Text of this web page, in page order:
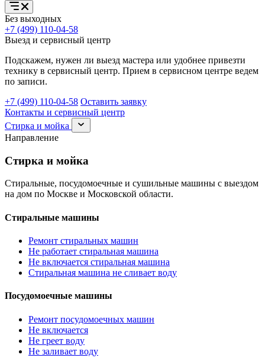
Открыть
меню
услуг
Без выходных
+7 (499) 110-04-58
Выезд и сервисный центр
Подскажем, нужен ли выезд мастера или удобнее привезти
технику в сервисный центр. Прием в сервисном центре ведем
по записи.
+7 (499) 110-04-58 Оставить заявку
Контакты и сервисный центр
Стирка и мойка
Раскрыть
раздел
мойка
Направление
Стирка и мойка
Стиральные, посудомоечные и сушильные машины с выездом
на дом по Москве и Московской области.
Стиральные машины
Ремонт стиральных машин
Не работает стиральная машина
Не включается стиральная машина
Стиральная машина не сливает воду
Посудомоечные машины
Ремонт посудомоечных машин
Не включается
Не греет воду
Не заливает воду